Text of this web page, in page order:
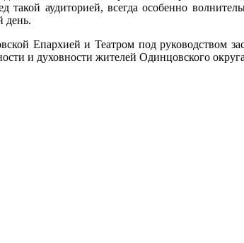
аудиторией, всегда особенно
день.
Епархией и Театром под руководством
и духовности жителей Одинцовского